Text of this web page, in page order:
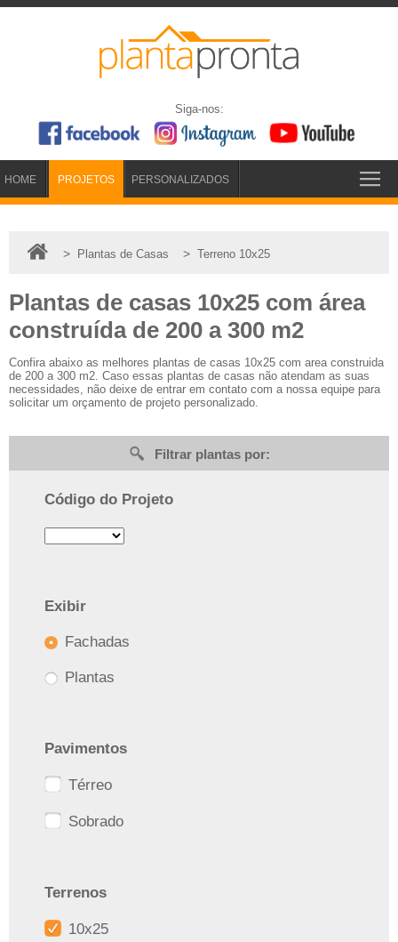
Siga-nos:
HOME PROJETOS PERSONALIZADOS
> Plantas de Casas > Terreno 10x25
Plantas de casas 10x25 com área
construída de 200 a 300 m2
Confira abaixo as melhores plantas de casas 10x25 com area construida
de 200 a 300 m2. Caso essas plantas de casas não atendam as suas
necessidades, não deixe de entrar em contato com a nossa equipe para
solicitar um orçamento de projeto personalizado.
Filtrar plantas por:
Código do Projeto
Exibir
Fachadas
Plantas
Pavimentos
Térreo
Sobrado
Terrenos
10x25